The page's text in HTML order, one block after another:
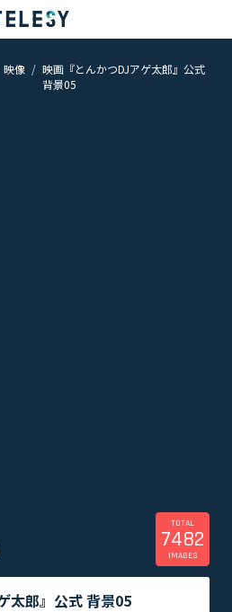
ホーム
ニュース
映像
映画『とんかつDJアゲ太郎』公式
背景05
TOTAL
7482
IMAGES
太郎』公式 背景05